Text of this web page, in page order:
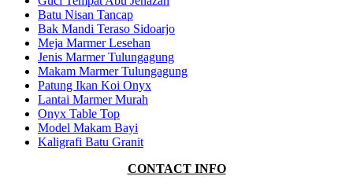
Batu Nisan Tancap
Bak Mandi Teraso Sidoarjo
Meja Marmer Lesehan
Jenis Marmer Tulungagung
Makam Marmer Tulungagung
Patung Ikan Koi Onyx
Lantai Marmer Murah
Onyx Table Top
Model Makam Bayi
Kaligrafi Batu Granit
CONTACT INFO